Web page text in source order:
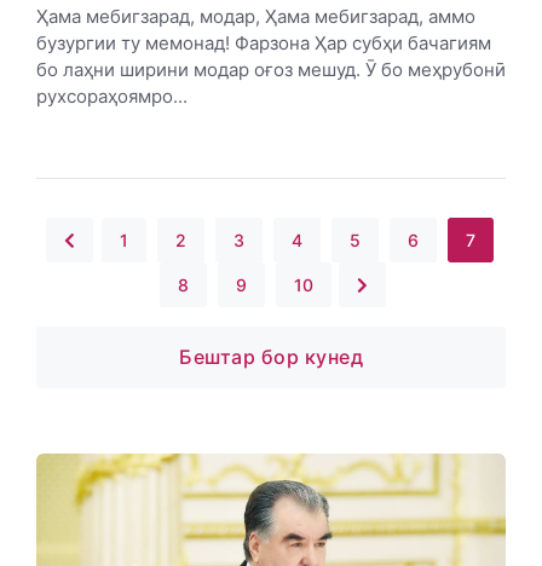
Ҳама мебигзарад, модар, Ҳама мебигзарад, аммо
бузургии ту мемонад! Фарзона Ҳар субҳи бачагиям
бо лаҳни ширини модар оғоз мешуд. Ӯ бо меҳрубонӣ
рухсораҳоямро...
1 2 3 4 5 6 7
8 9 10
Бештар бор кунед